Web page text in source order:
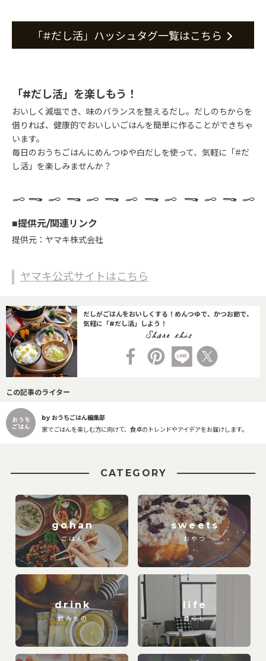
「#だし活」ハッシュタグ一覧はこちら
「#だし活」を楽しもう！
おいしく減塩でき、味のバランスを整えるだし。だしのちからを
借りれば、健康的でおいしいごはんを簡単に作ることができちゃ
います。
毎日のおうちごはんにめんつゆや白だしを使って、気軽に「#だ
し活」を楽しみませんか？
■提供元/関連リンク
提供元：ヤマキ株式会社
ヤマキ公式サイトはこちら
だしがごはんをおいしくする！めんつゆで、かつお節で、
気軽に「#だし活」しよう！
この記事のライター
by おうちごはん編集部
家でごはんを楽しむ方に向けて、食卓のトレンドやアイデアをお届けします。
CATEGORY
gohan
ごはん
sweets
おやつ
drink
飲みもの
life
暮らし